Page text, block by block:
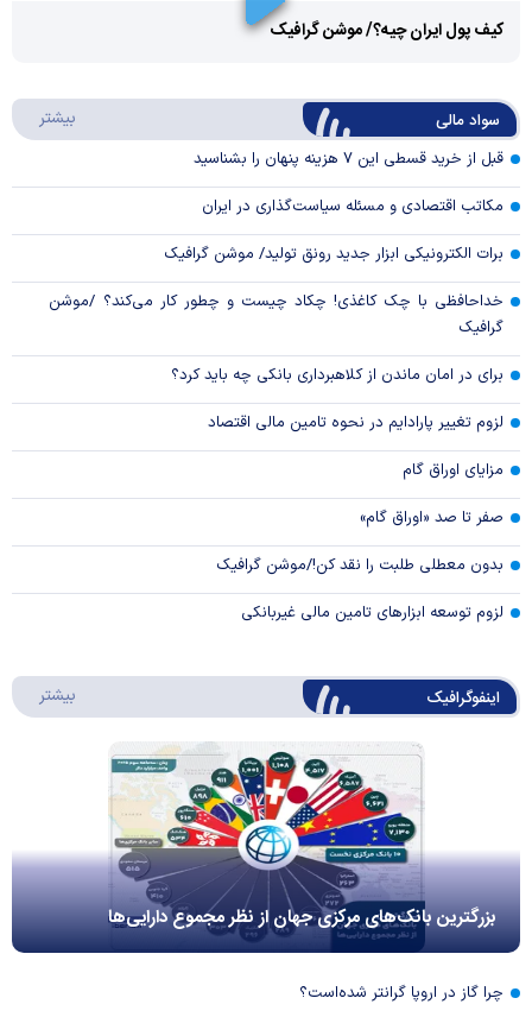
Video
کیف پول ایران چیه؟/ موشن گرافیک
سواد مالی بیشتر
قبل از خرید قسطی این ۷ هزینه پنهان را بشناسید
مکاتب اقتصادی و مسئله سیاست‌گذاری در ایران
برات الکترونیکی ابزار جدید رونق تولید/ موشن گرافیک
خداحافظی با چک کاغذی! چکاد چیست و چطور کار می‌کند؟ /موشن
گرافیک
برای در امان ماندن از کلاهبرداری بانکی چه باید کرد؟
لزوم تغییر پارادایم در نحوه تامین مالی اقتصاد
مزایای اوراق گام
صفر تا صد «اوراق گام»
بدون معطلی طلبت را نقد کن!/موشن گرافیک
لزوم توسعه ابزارهای تامین مالی غیربانکی
اینفوگرافیک بیشتر
بزرگترین بانک‌های مرکزی جهان از نظر مجموع دارایی‌ها
چرا گاز در اروپا گرانتر شده‌است؟